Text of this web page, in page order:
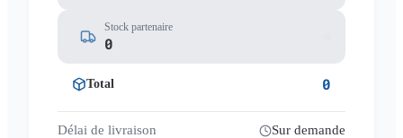
Stock partenaire
0
Total 0
Délai de livraison Sur demande